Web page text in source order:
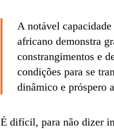
A notável
africano demonstra
constrangimentos e
condições para se
dinâmico e próspero
É difícil, para não dizer